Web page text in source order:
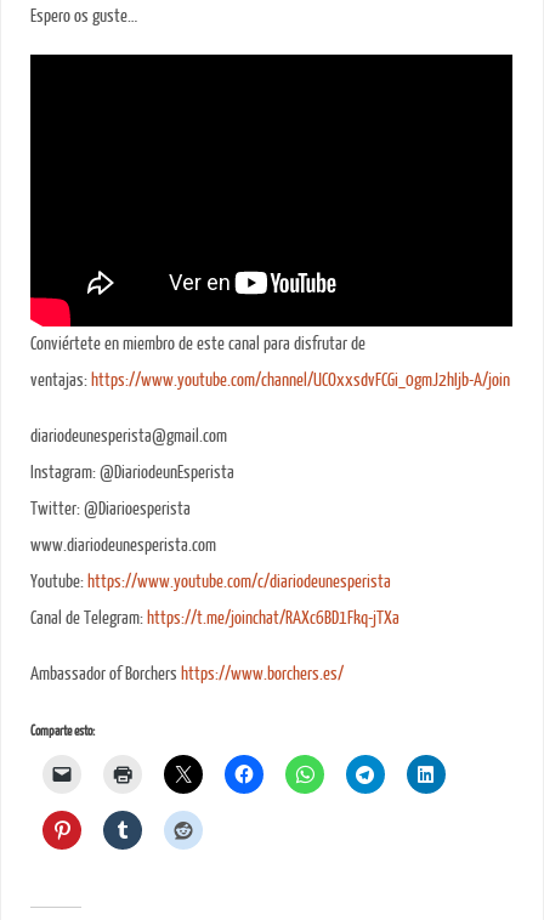
Espero os guste…
Conviértete en miembro de este canal para disfrutar de
ventajas: https://www.youtube.com/channel/UCOxxsdvFCGi_0gmJ2hIjb-A/join
diariodeunesperista@gmail.com
Instagram: @DiariodeunEsperista
Twitter: @Diarioesperista
www.diariodeunesperista.com
Youtube: https://www.youtube.com/c/diariodeunesperista
Canal de Telegram: https://t.me/joinchat/RAXc6BD1Fkq-jTXa
Ambassador of Borchers https://www.borchers.es/
Comparte esto: